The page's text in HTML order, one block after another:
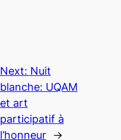
Next: Nuit
blanche: UQAM
et art
participatif à
l’honneur
→